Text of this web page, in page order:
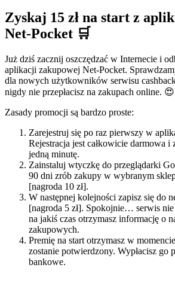
Zyskaj 15 zł na start z
Net-Pocket 🛒
Już dziś zacznij oszczędzać w Internecie i
aplikacji zakupowej Net-Pocket.
dla nowych użytkowników serwisu
nigdy nie przepłacisz na zakupach online. 😍
Zasady promocji są bardzo proste:
Zarejestruj się po raz pierwszy w
Rejestracja jest całkowicie darmowa
jedną minutę.
Zainstaluj wtyczkę do przeglądarki
90 dni zrób zakupy w wybranym
[nagroda 10 zł].
W następnej kolejności zapisz się do
[nagroda 5 zł]. Spokojnie… serwis
na jakiś czas otrzymasz informację o
zakupowych.
Premię na start otrzymasz w
zostanie potwierdzony. Wypłacisz go
bankowe.